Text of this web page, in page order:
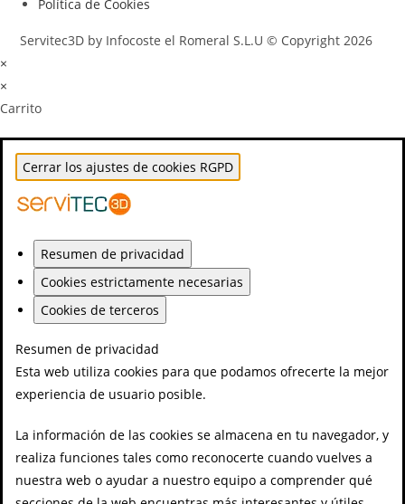
Política de Cookies
Servitec3D by Infocoste el Romeral S.L.U © Copyright 2026
×
×
Carrito
Cerrar los ajustes de cookies RGPD
Resumen de privacidad
Cookies estrictamente necesarias
Cookies de terceros
Resumen de privacidad
Esta web utiliza cookies para que podamos ofrecerte la mejor
experiencia de usuario posible.
La información de las cookies se almacena en tu navegador, y
realiza funciones tales como reconocerte cuando vuelves a
nuestra web o ayudar a nuestro equipo a comprender qué